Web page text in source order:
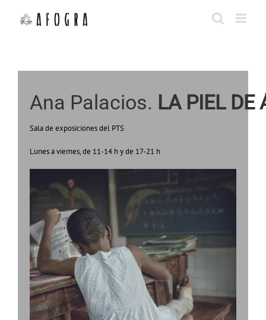
contenido
Ana Palacios. LA PIEL DE
Sala de exposiciones del PTS
Lunes a viernes, de 11-14 h y de 17-21 h